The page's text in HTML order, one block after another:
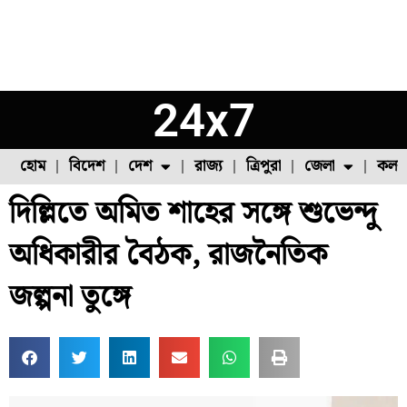
24x7
হোম বিদেশ দেশ
ফুল চাষ ফল চাষ মাছ চাষ পোল্ট্রি চাষ
রাজ্য ত্রিপুরা জেলা
উত্তর ২৪ পরগনা
দিল্লিতে অমিত শাহের সঙ্গে শুভেন্দু
অধিকারীর বৈঠক, রাজনৈতিক
জল্পনা তুঙ্গে